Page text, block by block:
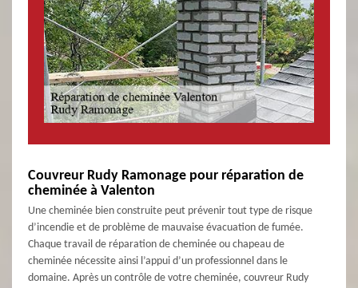
Couvreur Rudy Ramonage pour réparation de
cheminée à Valenton
Une cheminée bien construite peut prévenir tout type de risque
d’incendie et de problème de mauvaise évacuation de fumée.
Chaque travail de réparation de cheminée ou chapeau de
cheminée nécessite ainsi l’appui d’un professionnel dans le
domaine. Après un contrôle de votre cheminée, couvreur Rudy